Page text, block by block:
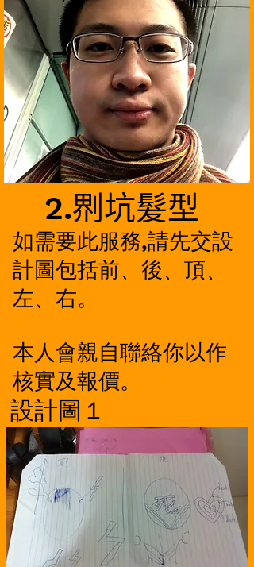
2.𠝹坑髮型
如需要此服務,請先交設
計圖包括前、後、頂、
左、右。
本人會親自聯絡你以作
核實及報價。
設計圖１